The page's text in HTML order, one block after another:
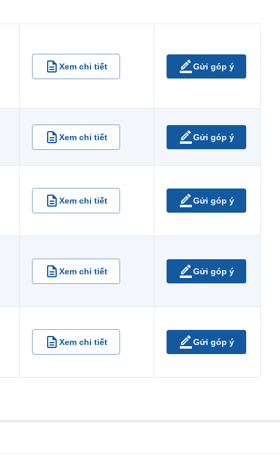
Xem chi tiết Gửi góp ý
Xem chi tiết Gửi góp ý
Xem chi tiết Gửi góp ý
Xem chi tiết Gửi góp ý
Xem chi tiết Gửi góp ý